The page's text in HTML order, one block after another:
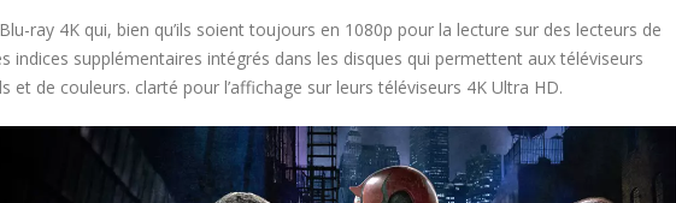
ray 4K qui, bien qu’ils soient toujours en 1080p pour la lecture sur des lecteurs de
indices supplémentaires intégrés dans les disques qui permettent aux téléviseurs
et de couleurs. clarté pour l’affichage sur leurs téléviseurs 4K Ultra HD.
VERROUILLAGE DES FAVORIS AVEC
LA FORMULER Z8 ET Z ALPHA
septembre 22, 2021
DREAMLINK T3
septembre 22, 2021